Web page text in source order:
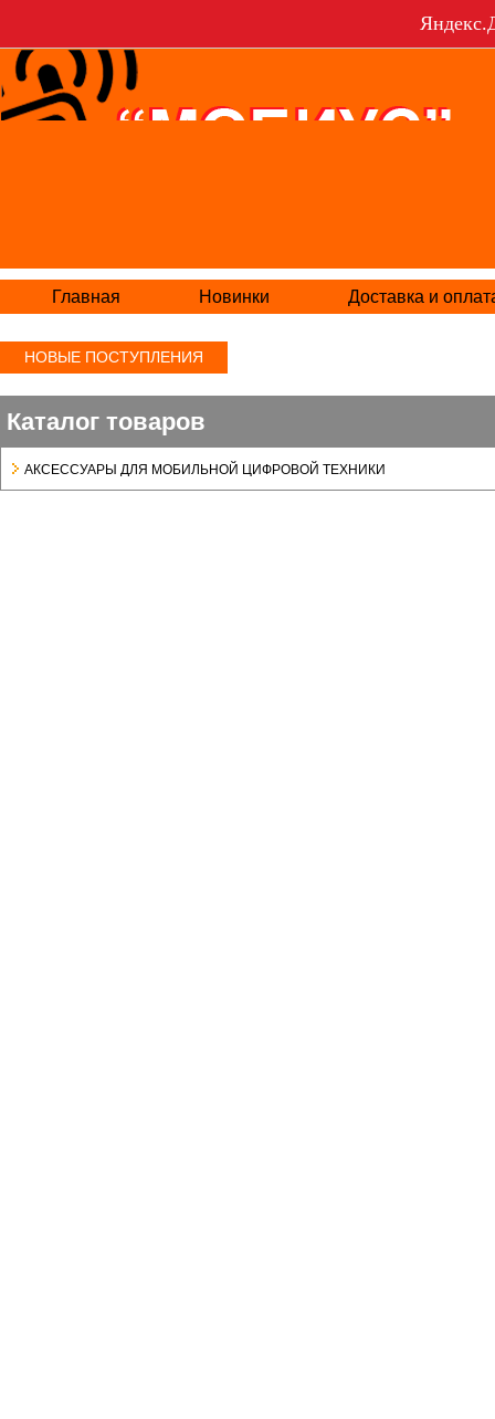
Главная Новинки Доставка и
НОВЫЕ ПОСТУПЛЕНИЯ
Каталог товаров
АКСЕСCУАРЫ ДЛЯ МОБИЛЬНОЙ ЦИФРОВОЙ ТЕХНИКИ